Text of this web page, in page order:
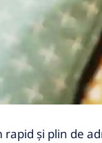
și plin de